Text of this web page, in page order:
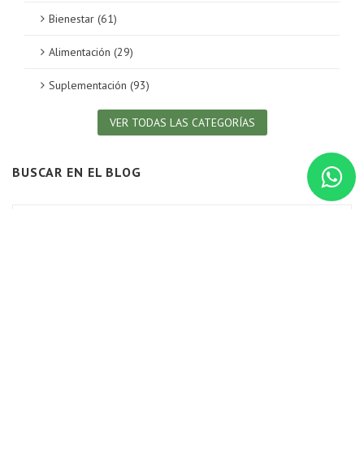
Bienestar (61)
Alimentación (29)
Suplementación (93)
VER TODAS LAS CATEGORÍAS
BUSCAR EN EL BLOG